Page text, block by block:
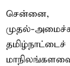
சென்னை,
முதல்-